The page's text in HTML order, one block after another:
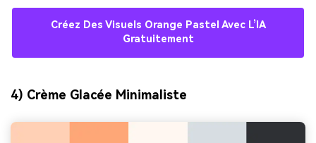
Créez Des Visuels Orange Pastel Avec L’IA
Gratuitement
4) Crème Glacée Minimaliste